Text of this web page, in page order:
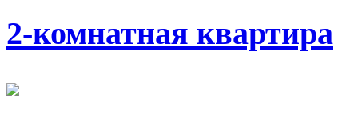
2-комнатная квартира